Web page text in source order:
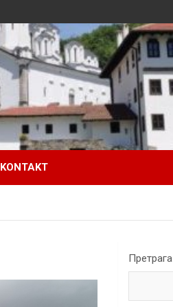
KONTAKT
Претрага